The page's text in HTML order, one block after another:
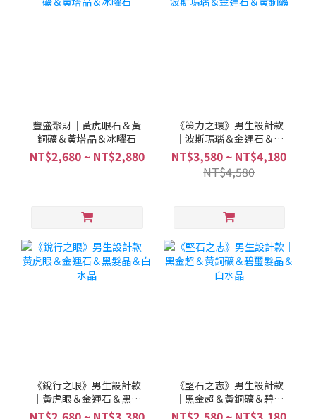
豐盛聚財｜黃虎眼石＆黃
銅礦＆黃塔晶＆冰曜石
NT$2,680 ~ NT$2,880
《策力之環》男生設計款
｜波斯瑪瑙＆金運石＆黃
銅礦
NT$3,580 ~ NT$4,180
NT$4,580
《銳行之眼》男生設計款
｜黃虎眼＆金運石＆黑髮
晶＆白水晶
《堅石之志》男生設計款
｜黑金超＆黃銅礦＆碧璽
髮晶＆白水晶